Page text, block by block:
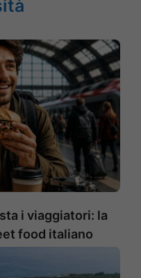
i viaggiatori: la
food italiano